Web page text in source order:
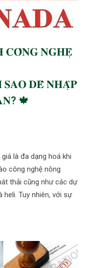
𝐂𝐎̂𝐍𝐆 𝐍𝐆𝐇𝐄̣̂
𝐒𝐀𝐎 𝐃𝐄̂̃ 𝐍𝐇𝐀̣̂𝐏
🍁
là đa dạng hoá khi
công nghệ nông
thải cũng như các dự
heli. Tuy nhiên, với sự